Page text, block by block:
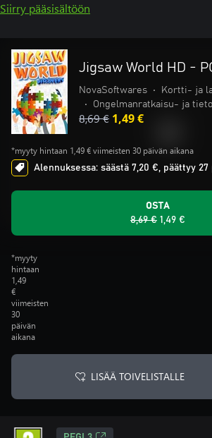
Siirry pääsisältöön
Jigsaw World HD -
NovaSoftwares • Kortti- ja
•
Ongelmanratkaisu- ja
8,69 € 1,49 €
*myyty hintaan 1,49 € viimeisten 30 päivän aikana
Alennuksessa: säästä 7,20 €, päättyy
OSTA
8,69 € 1,49 €
*myyty
hintaan
1,49
€
viimeisten
30
päivän
aikana
LISÄÄ TOIVELISTALLE